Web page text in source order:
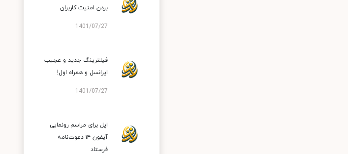
بردن امنیت کاربران
1401/07/27
فیلترینگ جدید و عجیب
ایرانسل و همراه اول!
1401/07/27
اپل برای مراسم رونمایی
آیفون ۱۴ دعوت‌نامه
فرستاد